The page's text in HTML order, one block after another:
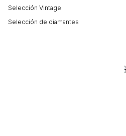
Selección Vintage
Selección de diamantes